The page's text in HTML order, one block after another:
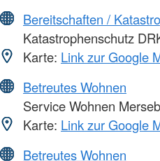
Bereitschaften /
Katastrophenschutz
Karte: Link zur Google
Betreutes Wohnen
Service Wohnen
Karte: Link zur Google
Betreutes Wohnen